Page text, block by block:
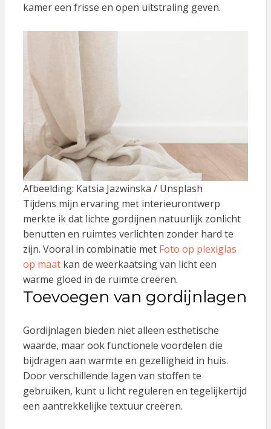
kamer een frisse en open uitstraling geven.
Afbeelding: Katsia Jazwinska / Unsplash
Tijdens mijn ervaring met interieurontwerp
merkte ik dat lichte gordijnen natuurlijk zonlicht
benutten en ruimtes verlichten zonder hard te
zijn. Vooral in combinatie met Foto op plexiglas
op maatkan de weerkaatsing van licht een
warme gloed in de ruimte creëren.
Toevoegen van gordijnlagen
Gordijnlagen bieden niet alleen esthetische
waarde, maar ook functionele voordelen die
bijdragen aan warmte en gezelligheid in huis.
Door verschillende lagen van stoffen te
gebruiken, kunt u licht reguleren en tegelijkertijd
een aantrekkelijke textuur creëren.